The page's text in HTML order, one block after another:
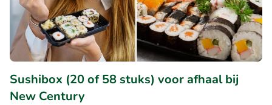
Sushibox (20 of 58 stuks) voor afhaal bij
New Century